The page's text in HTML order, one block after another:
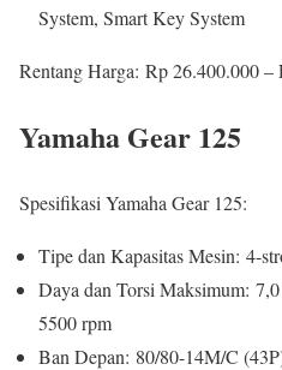
System, Smart Key System
Rentang Harga: Rp 26.400.000 –
Yamaha Gear 125
Spesifikasi Yamaha Gear 125:
Tipe dan Kapasitas Mesin: 4-
Daya dan Torsi Maksimum:
5500 rpm
Ban Depan: 80/80-14M/C